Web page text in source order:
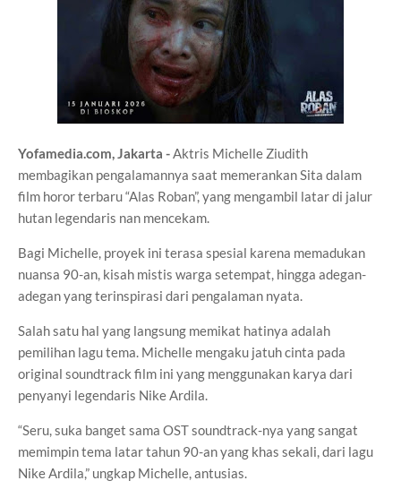
Yofamedia.com, Jakarta -Aktris Michelle Ziudith
membagikan pengalamannya saat memerankan Sita dalam
film horor terbaru “Alas Roban”, yang mengambil latar di jalur
hutan legendaris nan mencekam.
Bagi Michelle, proyek ini terasa spesial karena memadukan
nuansa 90-an, kisah mistis warga setempat, hingga adegan-
adegan yang terinspirasi dari pengalaman nyata.
Salah satu hal yang langsung memikat hatinya adalah
pemilihan lagu tema. Michelle mengaku jatuh cinta pada
original soundtrack film ini yang menggunakan karya dari
penyanyi legendaris Nike Ardila.
“Seru, suka banget sama OST soundtrack-nya yang sangat
memimpin tema latar tahun 90-an yang khas sekali, dari lagu
Nike Ardila,” ungkap Michelle, antusias.